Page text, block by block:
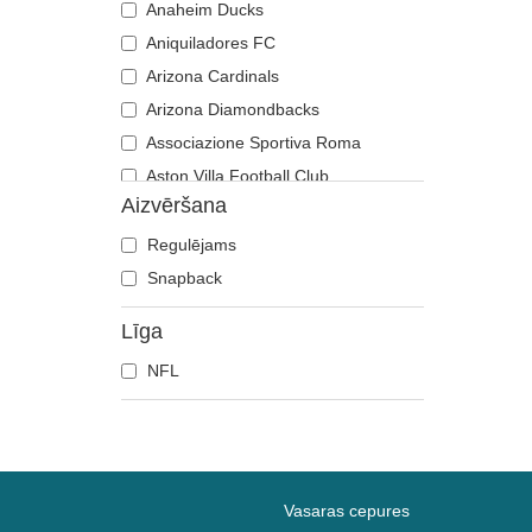
Anaheim Ducks
Aniquiladores FC
Arizona Cardinals
Arizona Diamondbacks
Associazione Sportiva Roma
Aston Villa Football Club
Atlanta Braves
Atlanta Falcons
Boston Bruins
Boston Celtics
Boston Red Sox
Brooklyn Nets
Chicago Bears
Chicago Blackhawks
Aizvēršana
Regulējams
Snapback
Līga
NFL
Vasaras cepures